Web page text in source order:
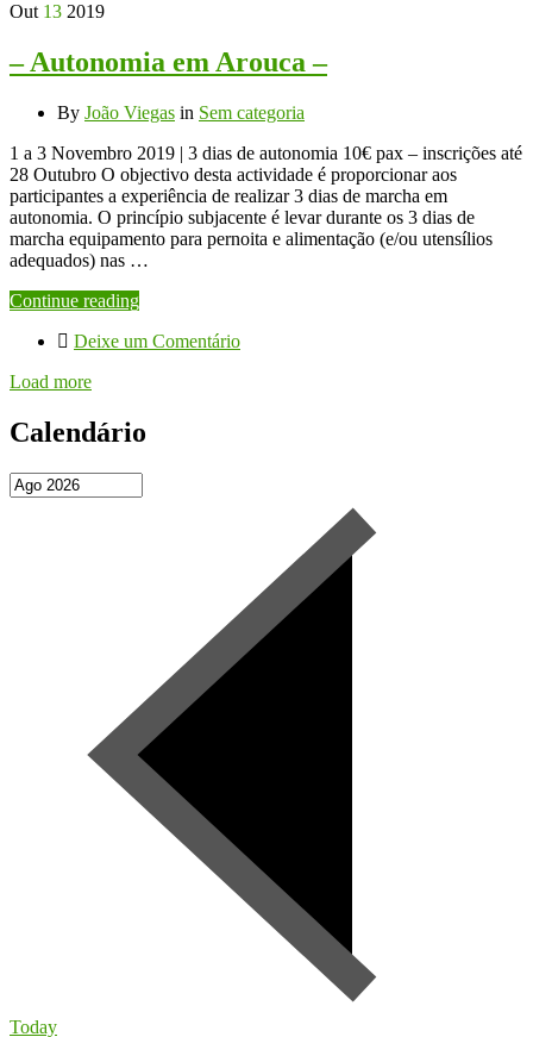
Out 13 2019
– Autonomia em Arouca –
By João Viegas in Sem categoria
1 a 3 Novembro 2019 | 3 dias de autonomia 10€ pax – inscrições até
28 Outubro O objectivo desta actividade é proporcionar aos
participantes a experiência de realizar 3 dias de marcha em
autonomia. O princípio subjacente é levar durante os 3 dias de
marcha equipamento para pernoita e alimentação (e/ou utensílios
adequados) nas …
Continue reading
Deixe um Comentário
Load more
Calendário
Today